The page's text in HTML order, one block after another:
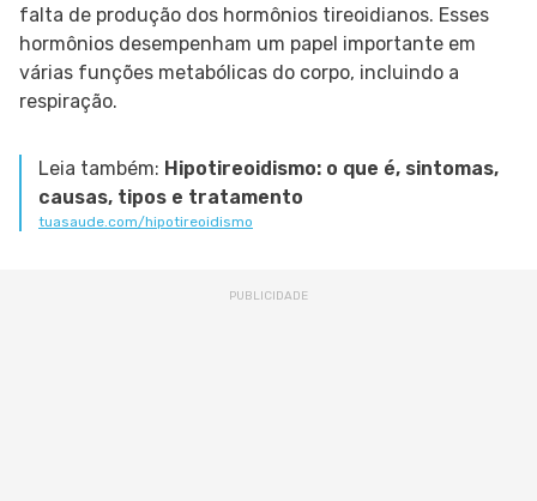
falta de produção dos hormônios tireoidianos. Esses
hormônios desempenham um papel importante em
várias funções metabólicas do corpo, incluindo a
respiração.
Leia também: Hipotireoidismo: o que é, sintomas,
causas, tipos e tratamento
tuasaude.com/hipotireoidismo